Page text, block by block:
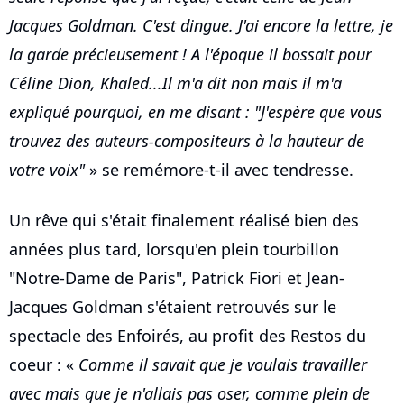
Jacques Goldman. C'est dingue. J'ai encore la lettre, je
la garde précieusement ! A l'époque il bossait pour
Céline Dion, Khaled...Il m'a dit non mais il m'a
expliqué pourquoi, en me disant : "J'espère que vous
trouvez des auteurs-compositeurs à la hauteur de
votre voix"» se remémore-t-il avec tendresse.
Un rêve qui s'était finalement réalisé bien des
années plus tard, lorsqu'en plein tourbillon
"Notre-Dame de Paris", Patrick Fiori et Jean-
Jacques Goldman s'étaient retrouvés sur le
spectacle des Enfoirés, au profit des Restos du
coeur : « Comme il savait que je voulais travailler
avec mais que je n'allais pas oser, comme plein de